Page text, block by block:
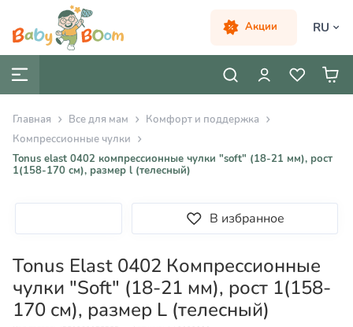
Акции RU
Главная Все для мам
Комфорт и поддержка
Компрессионные чулки
Tonus elast 0402 компрессионные чулки "soft" (18-21 мм), рост
1(158-170 см), размер l (телесный)
В избранное
Tonus Elast 0402 Компрессионные
чулки "Soft" (18-21 мм), рост 1(158-
170 см), размер L (телесный)